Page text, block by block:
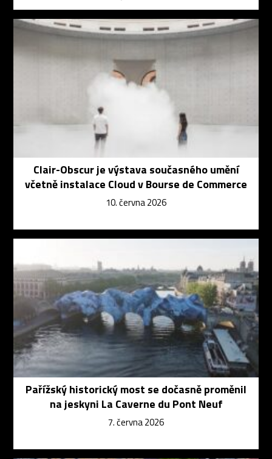
Clair-Obscur je výstava současného umění
včetně instalace Cloud v Bourse de Commerce
10. června 2026
Pařížský historický most se dočasně proměnil
na jeskyni La Caverne du Pont Neuf
7. června 2026